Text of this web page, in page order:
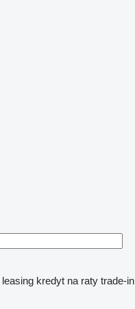
leasing kredyt na raty trade-in